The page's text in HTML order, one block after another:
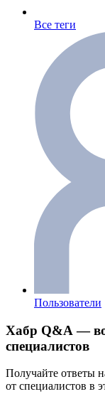
Все теги
Пользователи
Хабр Q&A —
специалистов
Получайте ответы
от специалистов в